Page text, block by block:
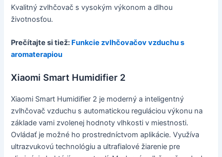
Kvalitný zvlhčovač s vysokým výkonom a dlhou
životnosťou.
Prečítajte si tiež: Funkcie zvlhčovačov vzduchu s
aromaterapiou
Xiaomi Smart Humidifier 2
Xiaomi Smart Humidifier 2 je moderný a inteligentný
zvlhčovač vzduchu s automatickou reguláciou výkonu na
základe vami zvolenej hodnoty vlhkosti v miestnosti.
Ovládať je možné ho prostredníctvom aplikácie. Využíva
ultrazvukovú technológiu a ultrafialové žiarenie pre